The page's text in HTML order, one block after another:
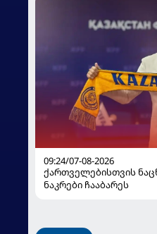
09:24/07-08-2026
ქართველებისთვის
ნაკრები ჩააბარეს